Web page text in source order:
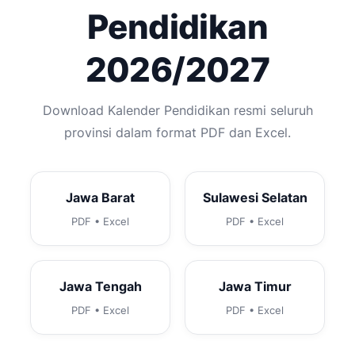
Pendidikan
2026/2027
Download Kalender Pendidikan resmi seluruh
provinsi dalam format PDF dan Excel.
Jawa Barat
PDF • Excel
Sulawesi Selatan
PDF • Excel
Jawa Tengah
PDF • Excel
Jawa Timur
PDF • Excel